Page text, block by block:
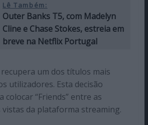
Lê Também:
Outer Banks T5, com Madelyn
Cline e Chase Stokes, estreia em
breve na Netflix Portugal
um dos títulos mais
utilizadores. Esta decisão
colocar “Friends” entre as
vistas da plataforma streaming.